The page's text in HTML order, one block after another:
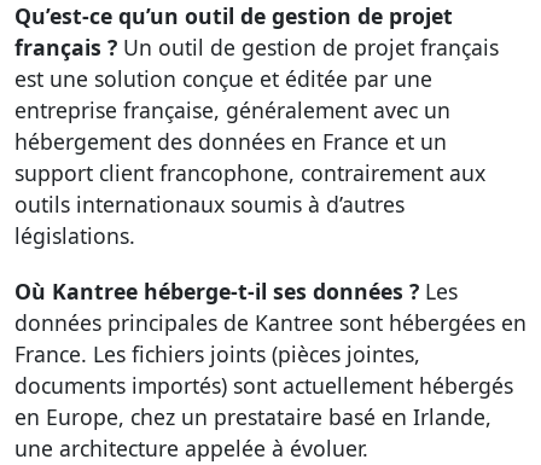
Qu’est-ce qu’un outil de gestion de projet
français ? Un outil de gestion de projet français
est une solution conçue et éditée par une
entreprise française, généralement avec un
hébergement des données en France et un
support client francophone, contrairement aux
outils internationaux soumis à d’autres
législations.
Où Kantree héberge-t-il ses données ? Les
données principales de Kantree sont hébergées en
France. Les fichiers joints (pièces jointes,
documents importés) sont actuellement hébergés
en Europe, chez un prestataire basé en Irlande,
une architecture appelée à évoluer.